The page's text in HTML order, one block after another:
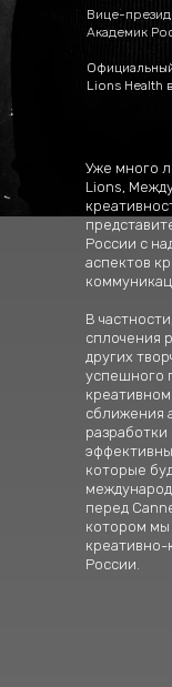
Вице-
Академик
Lions Health
Уже много
Lions,
России с
аспектов
В
сплочения
других
успешного
сближения
которые
перед
котором мы
России.